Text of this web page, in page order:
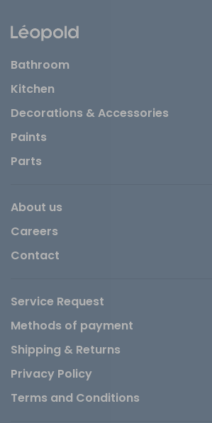
Bathroom
Kitchen
Decorations & Accessories
Paints
Parts
About us
Careers
Contact
Service Request
Methods of payment
Shipping & Returns
Privacy Policy
Terms and Conditions